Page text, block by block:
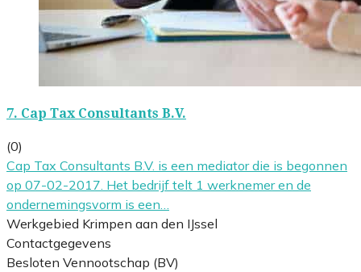
7. Cap Tax Consultants B.V.
(0)
Cap Tax Consultants B.V. is een mediator die is begonnen
op 07-02-2017. Het bedrijf telt 1 werknemer en de
ondernemingsvorm is een…
Werkgebied Krimpen aan den IJssel
Contactgegevens
Besloten Vennootschap (BV)